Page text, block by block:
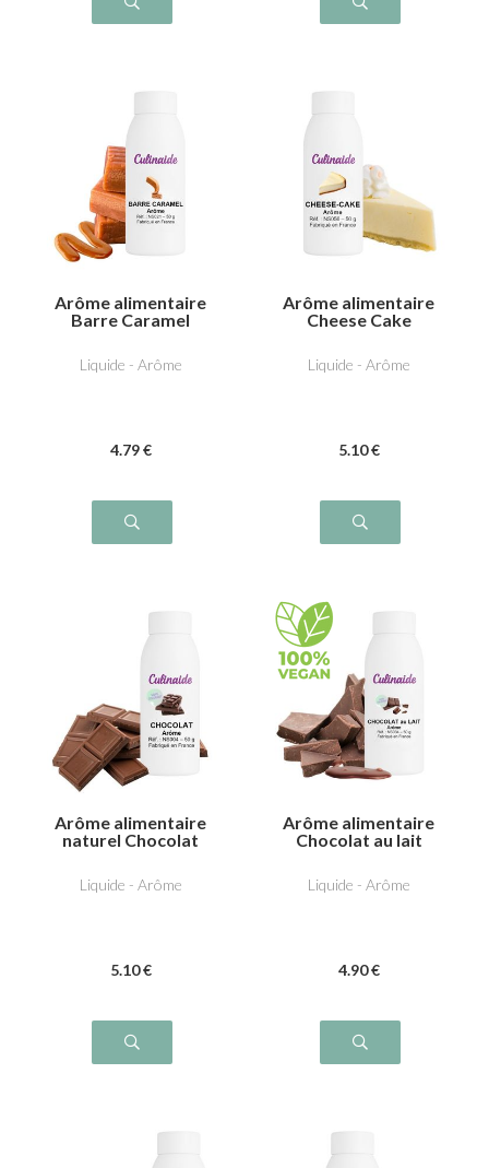
Arôme alimentaire
Barre Caramel
Liquide - Arôme
4.79 €
Arôme alimentaire
Cheese Cake
Liquide - Arôme
5.10 €
Arôme alimentaire
naturel Chocolat
Liquide - Arôme
5.10 €
Arôme alimentaire
Chocolat au lait
Liquide - Arôme
4.90 €